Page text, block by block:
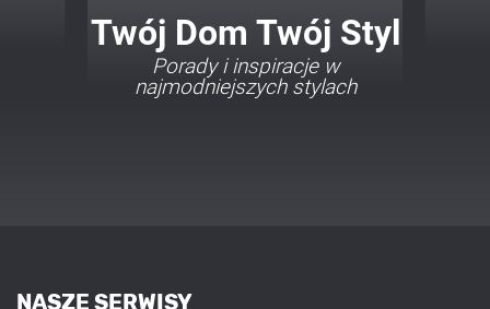
Twój Dom Twój Styl
Porady i inspiracje w
najmodniejszych stylach
NASZE SERWISY